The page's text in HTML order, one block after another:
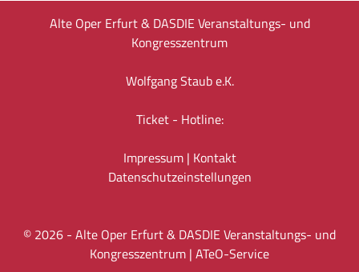
Alte Oper Erfurt & DASDIE Veranstaltungs- und
Kongresszentrum
Wolfgang Staub e.K.
Ticket - Hotline:
Impressum| Kontakt
Datenschutz­einstellungen
© 2026 - Alte Oper Erfurt & DASDIE Veranstaltungs- und
Kongresszentrum | ATeO-Service